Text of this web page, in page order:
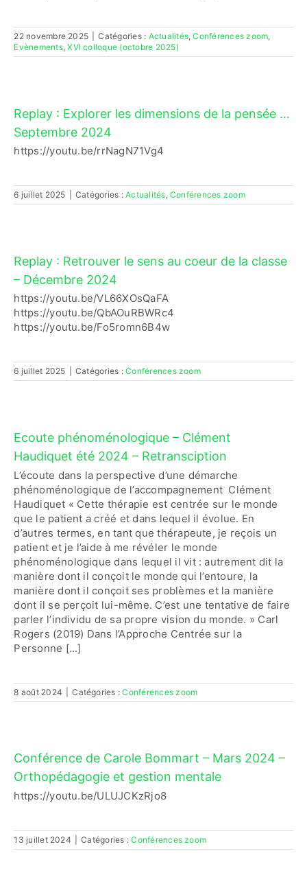
22 novembre 2025 Catégories : Actualités,Conférences zoom,
Evènements,XVI colloque (octobre 2025)
Replay : Explorer les dimensions de la pensée …
Septembre 2024
https://youtu.be/rrNagN71Vg4
6 juillet 2025 Catégories :Actualités,Conférences zoom
Replay : Retrouver le sens au coeur de la classe
– Décembre 2024
https://youtu.be/VL66XOsQaFA
https://youtu.be/QbAOuRBWRc4
https://youtu.be/Fo5romn6B4w
6 juillet 2025 Catégories :Conférences zoom
Ecoute phénoménologique – Clément
Haudiquet été 2024 – Retransciption
L’écoute dans la perspective d’une démarche
phénoménologique de l’accompagnement Clément
Haudiquet « Cette thérapie est centrée sur le monde
que le patient a créé et dans lequel il évolue. En
d’autres termes, en tant que thérapeute, je reçois un
patient et je l’aide à me révéler le monde
phénoménologique dans lequel il vit : autrement dit la
manière dont il conçoit le monde qui l’entoure, la
manière dont il conçoit ses problèmes et la manière
dont il se perçoit lui-même. C’est une tentative de faire
parler l’individu de sa propre vision du monde. » Carl
Rogers (2019) Dans l’Approche Centrée sur la
Personne [...]
8 août 2024 Catégories :Conférences zoom
Conférence de Carole Bommart – Mars 2024 –
Orthopédagogie et gestion mentale
https://youtu.be/ULUJCKzRjo8
13 juillet 2024 Catégories :Conférences zoom